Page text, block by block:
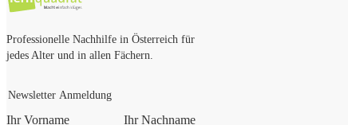
Professionelle Nachhilfe in Österreich für
jedes Alter und in allen Fächern.
Newsletter Anmeldung
Ihr Vorname Ihr Nachname